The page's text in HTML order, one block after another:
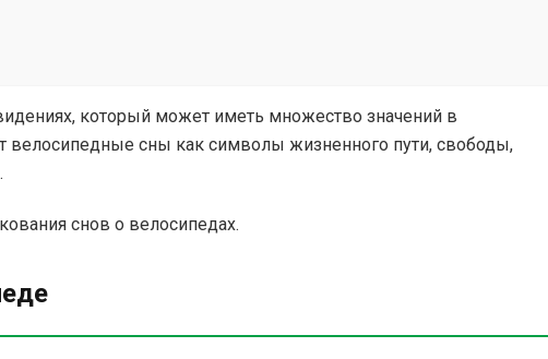
который может иметь множество значений в
велосипедные сны как символы жизненного пути, свободы,
снов о велосипедах.